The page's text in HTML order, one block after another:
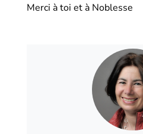
Merci à toi et à Noblesse